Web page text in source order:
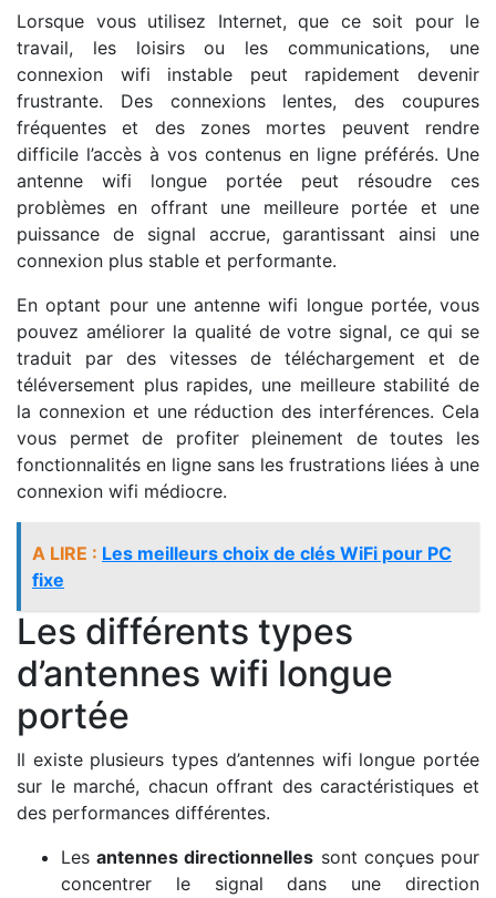
Lorsque vous utilisez Internet, que ce soit pour le
travail, les loisirs ou les communications, une
connexion wifi instable peut rapidement devenir
frustrante. Des connexions lentes, des coupures
fréquentes et des zones mortes peuvent rendre
difficile l’accès à vos contenus en ligne préférés. Une
antenne wifi longue portée peut résoudre ces
problèmes en offrant une meilleure portée et une
puissance de signal accrue, garantissant ainsi une
connexion plus stable et performante.
En optant pour une antenne wifi longue portée, vous
pouvez améliorer la qualité de votre signal, ce qui se
traduit par des vitesses de téléchargement et de
téléversement plus rapides, une meilleure stabilité de
la connexion et une réduction des interférences. Cela
vous permet de profiter pleinement de toutes les
fonctionnalités en ligne sans les frustrations liées à une
connexion wifi médiocre.
A LIRE : Les meilleurs choix de clés WiFi pour PC
fixe
Les différents types
d’antennes wifi longue
portée
Il existe plusieurs types d’antennes wifi longue portée
sur le marché, chacun offrant des caractéristiques et
des performances différentes.
Lesantennes directionnelles sont conçues pour
concentrer le signal dans une direction